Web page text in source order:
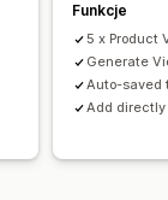
Funkcje
5 x Product
Generate
Auto-saved
Add